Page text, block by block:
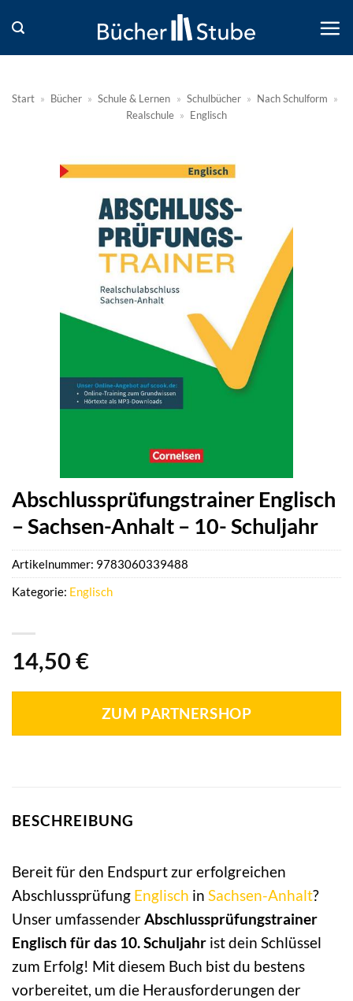
Inhalt
springen
Start » Bücher » Schule & Lernen » Schulbücher » Nach Schulform »
Realschule » Englisch
Abschlussprüfungstrainer Englisch
– Sachsen-Anhalt – 10- Schuljahr
14,50 €
ZUM PARTNERSHOP
Artikelnummer: 9783060339488
Kategorie: Englisch
BESCHREIBUNG
Bereit für den Endspurt zur erfolgreichen
Abschlussprüfung Englisch in Sachsen-Anhalt?
Unser umfassender Abschlussprüfungstrainer
Englisch für das 10. Schuljahr ist dein Schlüssel
zum Erfolg! Mit diesem Buch bist du bestens
vorbereitet, um die Herausforderungen der